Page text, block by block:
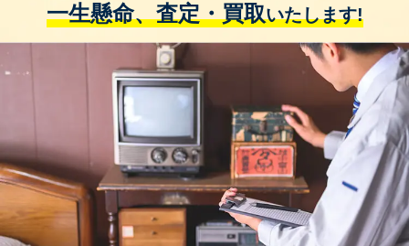
一生懸命、査定・買取いたします!